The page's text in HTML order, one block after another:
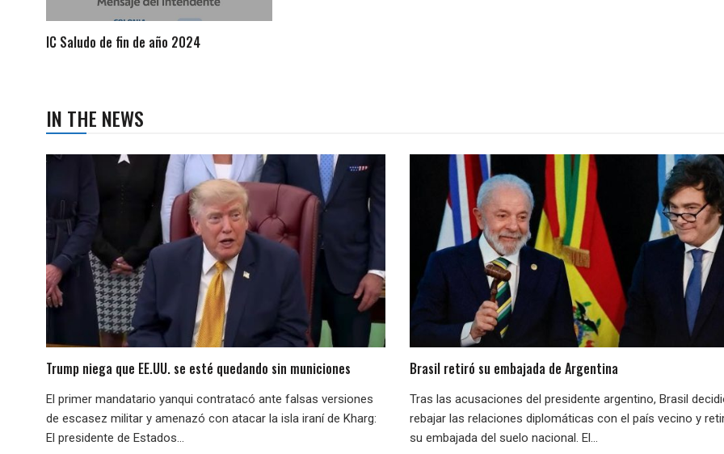
IC Saludo de fin de año 2024
IN THE NEWS
Trump niega que EE.UU. se esté quedando sin municiones
El primer mandatario yanqui contratacó ante falsas versiones
de escasez militar y amenazó con atacar la isla iraní de Kharg:
El presidente de Estados...
Brasil retiró su embajada de Argentina
Tras las acusaciones del presidente argentino, Brasil
rebajar las relaciones diplomáticas con el país vecino y
su embajada del suelo nacional. El...